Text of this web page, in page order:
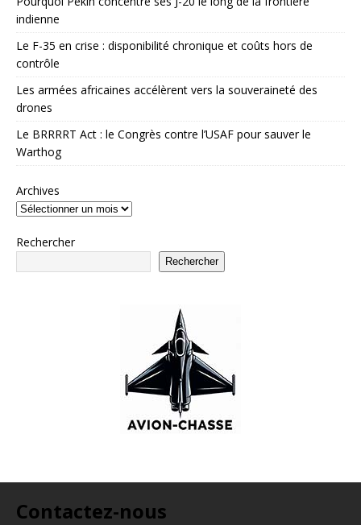
indienne
Le F-35 en crise : disponibilité chronique et coûts hors de
contrôle
Les armées africaines accélèrent vers la souveraineté des
drones
Le BRRRRT Act : le Congrès contre l’USAF pour sauver le
Warthog
Archives
Rechercher
Rechercher
Contactez-nous